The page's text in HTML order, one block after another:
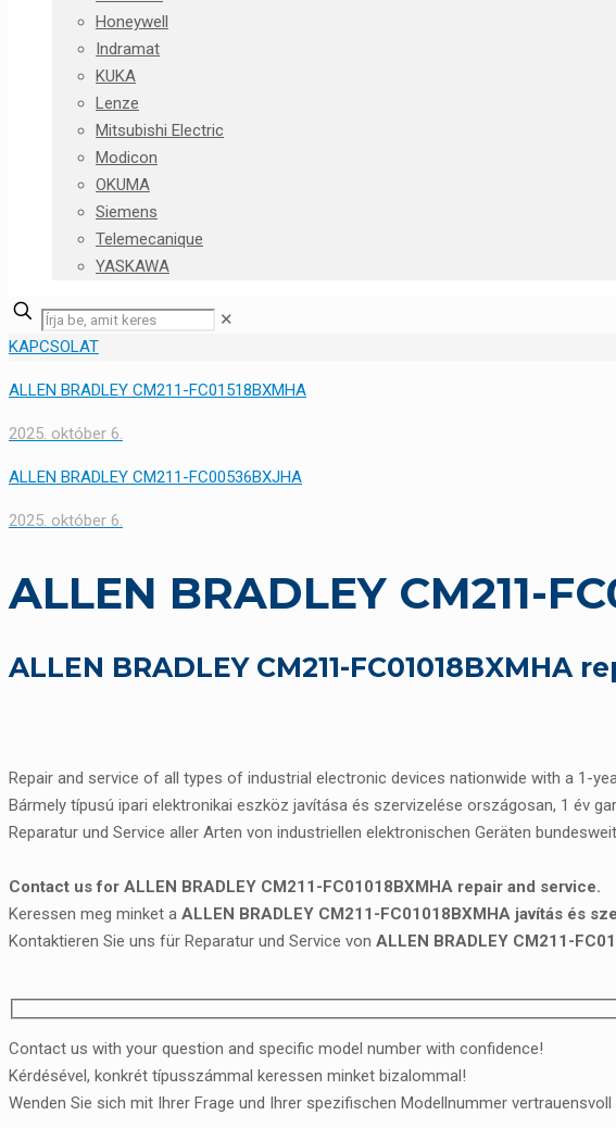
Honeywell
Indramat
KUKA
Lenze
Mitsubishi Electric
Modicon
OKUMA
Siemens
Telemecanique
YASKAWA
✕
KAPCSOLAT
ALLEN BRADLEY CM211-FC01518BXMHA
2025. október 6.
ALLEN BRADLEY CM211-FC00536BXJHA
2025. október 6.
ALLEN BRADLEY CM211-
ALLEN BRADLEY CM211-
Repair and service of all types of industrial electronic devices nationwide with a 1-
Bármely típusú ipari elektronikai eszköz javítása és szervizelése országosan, 1 év
Reparatur und Service aller Arten von industriellen elektronischen Geräten
Contact us for ALLEN BRADLEY CM211-FC01018BXMHA repair and service.
Keressen meg minket a ALLEN BRADLEY CM211-FC01018BXMHA javítás és
Kontaktieren Sie uns für Reparatur und Service von ALLEN BRADLEY CM211-
Contact us with your question and specific model number with confidence!
Kérdésével, konkrét típusszámmal keressen minket bizalommal!
Wenden Sie sich mit Ihrer Frage und Ihrer spezifischen Modellnummer vertrauensvoll